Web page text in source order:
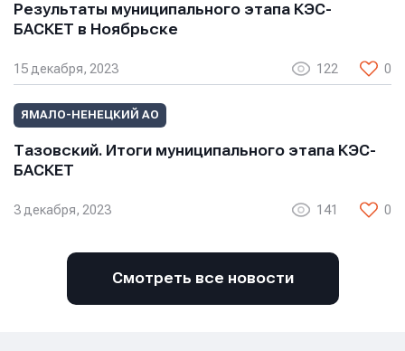
Результаты муниципального этапа КЭС-
БАСКЕТ в Ноябрьске
15 декабря, 2023 122 0
ЯМАЛО-НЕНЕЦКИЙ АО
Тазовский. Итоги муниципального этапа КЭС-
БАСКЕТ
3 декабря, 2023 141 0
Смотреть все новости